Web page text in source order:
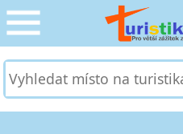
CESTOVÁNÍ
SLUŽBY & DOPRAVA ›